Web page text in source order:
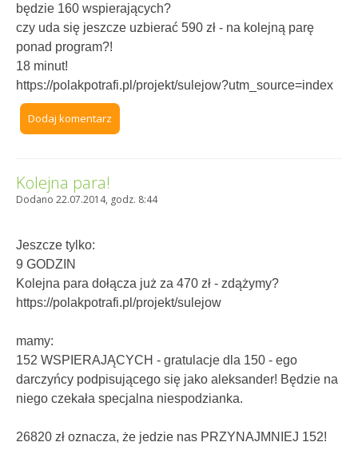
będzie 160 wspierających?
czy uda się jeszcze uzbierać 590 zł - na kolejną parę
ponad program?!
18 minut!
https://polakpotrafi.pl/projekt/sulejow?utm_source=index
Dodaj komentarz
Kolejna para!
Dodano 22.07.2014, godz. 8:44
Jeszcze tylko:
9 GODZIN
Kolejna para dołącza już za 470 zł - zdążymy?
https://polakpotrafi.pl/projekt/sulejow
mamy:
152 WSPIERAJĄCYCH - gratulacje dla 150 - ego
darczyńcy podpisującego się jako aleksander! Będzie na
niego czekała specjalna niespodzianka.
26820 zł oznacza, że jedzie nas PRZYNAJMNIEJ 152!